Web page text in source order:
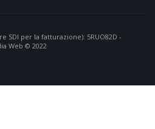
SDI per la fatturazione): 5RUO82D -
Web © 2022